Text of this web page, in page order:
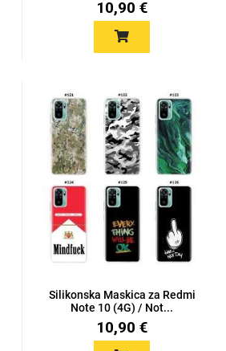
10,90 €
Silikonska Maskica za Redmi
Note 10 (4G) / Not...
10,90 €